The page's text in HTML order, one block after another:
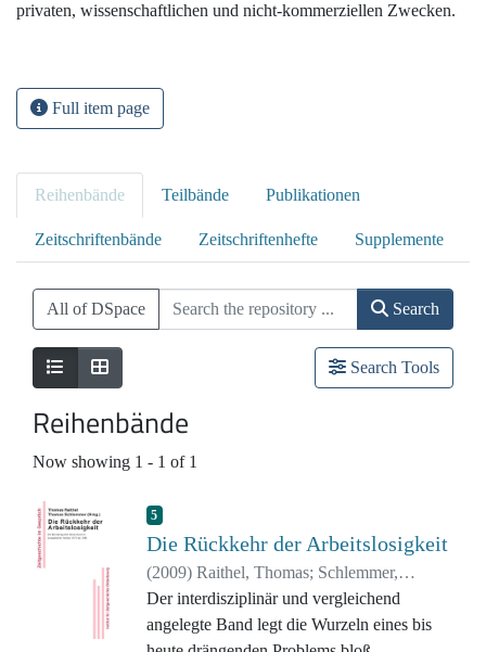
privaten, wissenschaftlichen und nicht-kommerziellen Zwecken.
Full item page
Reihenbände Teilbände Publikationen
Zeitschriftenbände Zeitschriftenhefte Supplemente
All of DSpace Search
Search Tools
Reihenbände
Now showing 1 - 1 of 1
5
Die Rückkehr der Arbeitslosigkeit
(2009) Raithel, Thomas; Schlemmer,
Thomas
Der interdisziplinär und vergleichend
angelegte Band legt die Wurzeln eines bis